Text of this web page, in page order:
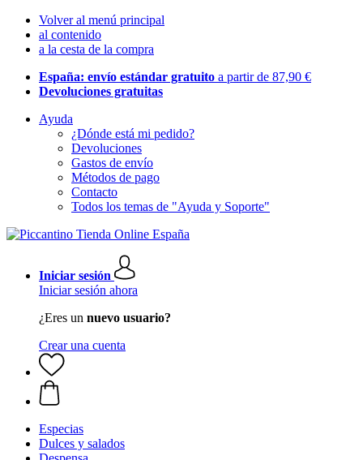
Volver al menú principal
al contenido
a la cesta de la compra
España: envío estándar gratuito a partir de 87,90 €
Devoluciones gratuitas
Ayuda
¿Dónde está mi pedido?
Devoluciones
Gastos de envío
Métodos de pago
Contacto
Todos los temas de "Ayuda y Soporte"
Iniciar sesión
Iniciar sesión ahora
¿Eres un nuevo usuario?
Crear una cuenta
Especias
Dulces y salados